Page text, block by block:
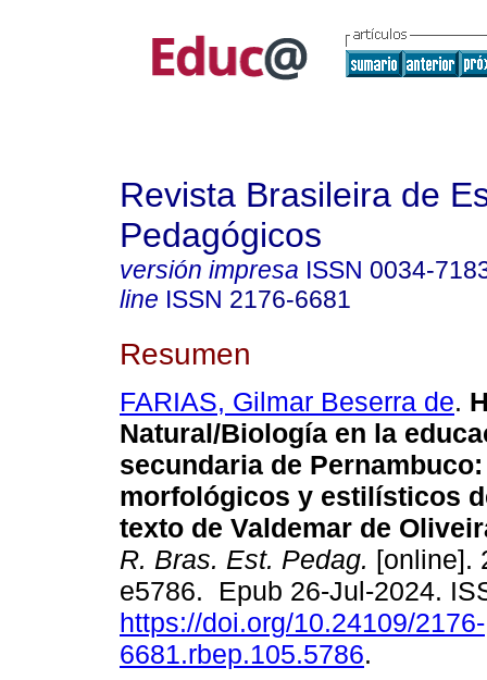
Revista Brasileira de
Pedagógicos
versión impresa ISSN 0034-
line ISSN 2176-6681
Resumen
FARIAS, Gilmar Beserra de.
Natural/Biología en la
secundaria de
morfológicos y estilísticos
texto de Valdemar de
R. Bras. Est. Pedag. [online].
e5786. Epub 26-Jul-2024.
https://doi.org/10.24109/2176-
6681.rbep.105.5786.